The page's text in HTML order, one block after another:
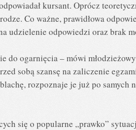
kursant. Oprócz
Co ważne, prawidłowa
udzielenie odpowiedzi oraz brak
do ogarnięcia – mówi
sobą szansę na zaliczenie
rozpoznaje je już po samych
się o popularne „prawko”